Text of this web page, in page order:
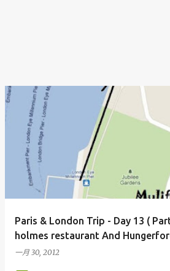
Paris & London Trip - Day 13 (
holmes restaurant And
一月 30, 2012